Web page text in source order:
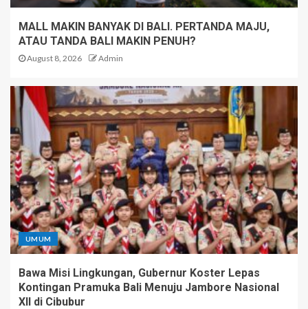
MALL MAKIN BANYAK DI BALI. PERTANDA MAJU,
ATAU TANDA BALI MAKIN PENUH?
August 8, 2026 Admin
UMUM
Bawa Misi Lingkungan, Gubernur Koster Lepas
Kontingan Pramuka Bali Menuju Jambore Nasional
XII di Cibubur